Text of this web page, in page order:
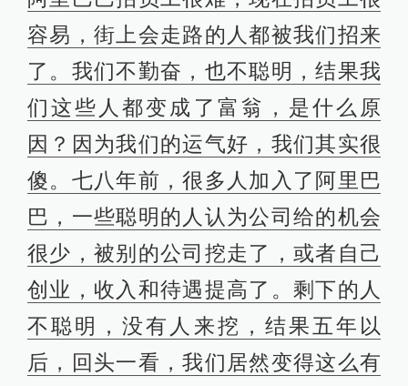
容易，街上会走路的人都被我们招来
了。我们不勤奋，也不聪明，结果我
们这些人都变成了富翁，是什么原
因？因为我们的运气好，我们其实很
傻。七八年前，很多人加入了阿里巴
巴，一些聪明的人认为公司给的机会
很少，被别的公司挖走了，或者自己
创业，收入和待遇提高了。剩下的人
不聪明，没有人来挖，结果五年以
后，回头一看，我们居然变得这么有